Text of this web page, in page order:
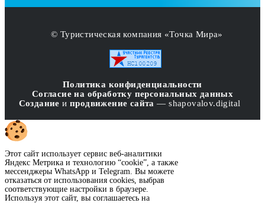
© Туристическая компания «Точка Мира»
Политика конфиденциальности
Согласие на обработку персональных данных
Создание ипродвижение сайта — shapovalov.digital
Этот сайт использует сервис веб-аналитики
Яндекс Метрика и технологию “cookie”, а также
мессенджеры WhatsApp и Telegram. Вы можете
отказаться от использования cookies, выбрав
соответствующие настройки в браузере.
Используя этот сайт, вы соглашаетесь на